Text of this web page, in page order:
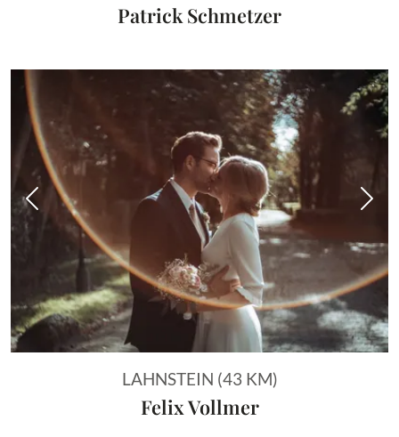
Patrick Schmetzer
Vorheriges Bild
LAHNSTEIN (43 KM)
Felix Vollmer